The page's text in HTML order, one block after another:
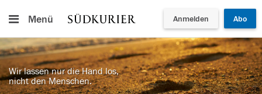
Menü Anmelden Abo
Wir lassen nur die Hand los,
nicht den Menschen.